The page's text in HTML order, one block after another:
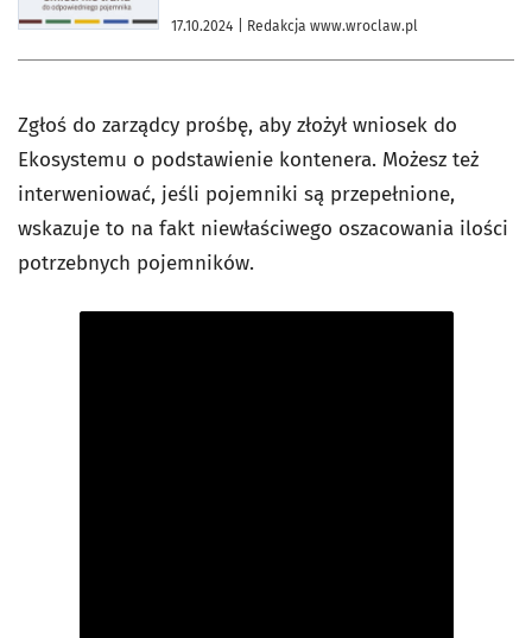
17.10.2024 | Redakcja www.wroclaw.pl
Zgłoś do zarządcy prośbę, aby złożył wniosek do
Ekosystemu o podstawienie kontenera. Możesz też
interweniować, jeśli pojemniki są przepełnione,
wskazuje to na fakt niewłaściwego oszacowania ilości
potrzebnych pojemników.